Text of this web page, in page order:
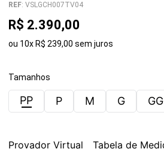
REF: VSLGCH007TV04
R$ 2.390,00
ou 10x R$ 239,00 sem juros
Tamanhos
PP P M G GG
Provador Virtual Tabela de